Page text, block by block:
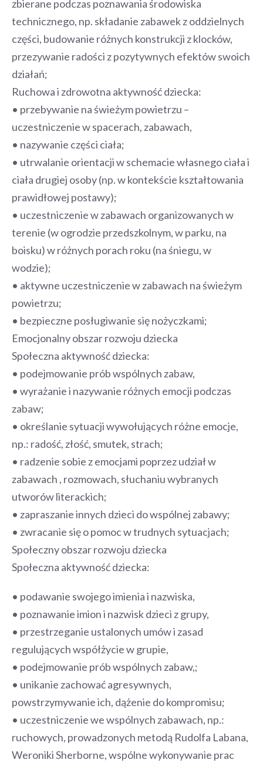
zbierane podczas poznawania środowiska
technicznego, np. składanie zabawek z oddzielnych
części, budowanie różnych konstrukcji z klocków,
przezywanie radości z pozytywnych efektów swoich
działań;
Ruchowa i zdrowotna aktywność dziecka:
• przebywanie na świeżym powietrzu –
uczestniczenie w spacerach, zabawach,
• nazywanie części ciała;
• utrwalanie orientacji w schemacie własnego ciała i
ciała drugiej osoby (np. w kontekście kształtowania
prawidłowej postawy);
• uczestniczenie w zabawach organizowanych w
terenie (w ogrodzie przedszkolnym, w parku, na
boisku) w różnych porach roku (na śniegu, w
wodzie);
• aktywne uczestniczenie w zabawach na świeżym
powietrzu;
• bezpieczne posługiwanie się nożyczkami;
Emocjonalny obszar rozwoju dziecka
Społeczna aktywność dziecka:
• podejmowanie prób wspólnych zabaw,
• wyrażanie i nazywanie różnych emocji podczas
zabaw;
• określanie sytuacji wywołujących różne emocje,
np.: radość, złość, smutek, strach;
• radzenie sobie z emocjami poprzez udział w
zabawach , rozmowach, słuchaniu wybranych
utworów literackich;
• zapraszanie innych dzieci do wspólnej zabawy;
• zwracanie się o pomoc w trudnych sytuacjach;
Społeczny obszar rozwoju dziecka
Społeczna aktywność dziecka:
• podawanie swojego imienia i nazwiska,
• poznawanie imion i nazwisk dzieci z grupy,
• przestrzeganie ustalonych umów i zasad
regulujących współżycie w grupie,
• podejmowanie prób wspólnych zabaw,;
• unikanie zachować agresywnych,
powstrzymywanie ich, dążenie do kompromisu;
• uczestniczenie we wspólnych zabawach, np.:
ruchowych, prowadzonych metodą Rudolfa Labana,
Weroniki Sherborne, wspólne wykonywanie prac